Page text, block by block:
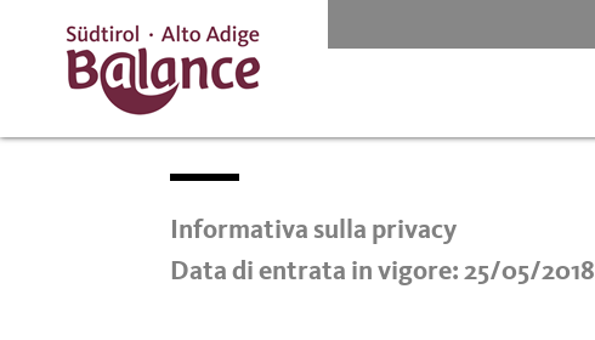
Informativa sulla privacy
Data di entrata in vigore: 25/05/2018